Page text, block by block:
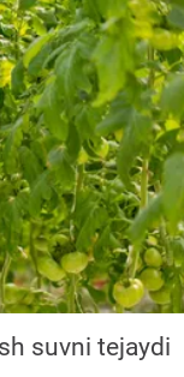
suvni tejaydi